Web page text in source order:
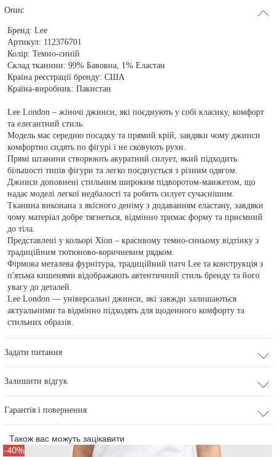
Опис
Бренд:Lee
Артикул: 112376701
Колір:Темно-синій
Склад тканини:99% Бавовна, 1% Еластан
Країна реєстрації бренду:США
Країна-виробник:Пакистан
Lee London – жіночі джинси, які поєднують у собі класику, комфорт
та елегантний стиль.
Модель має середню посадку та прямий крій, завдяки чому джинси
комфортно сидять по фігурі і не сковують рухи.
Прямі штанини створюють акуратний силует, який підходить
більшості типів фігури та легко поєднується з різним одягом.
Джинси доповнені стильним широким підворотом-манжетом, що
надає моделі легкої недбалості та робить силует сучаснішим.
Тканина виконана з якісного деніму з додаванням еластану, завдяки
чому матеріал добре тягнеться, відмінно тримає форму та приємний
до тіла.
Представлені у кольорі Xion – красивому темно-синьому відтінку з
традиційним тютюново-коричневим рядком.
Фірмова металева фурнітура, традиційний патч Lee та конструкція з
п'ятьма кишенями відображають автентичний стиль бренду та його
увагу до деталей.
Lee London — універсальні джинси, які завжди залишаються
актуальними та відмінно підходять для щоденного комфорту та
стильних образів.
Задати питання
Залишити відгук
Гарантія і повернення
Також вас можуть зацікавити
-40%